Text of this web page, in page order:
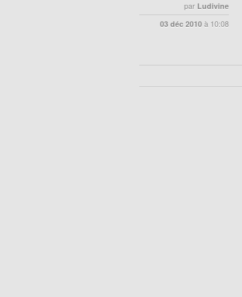
par Ludivine
03 déc 2010 à 10:08